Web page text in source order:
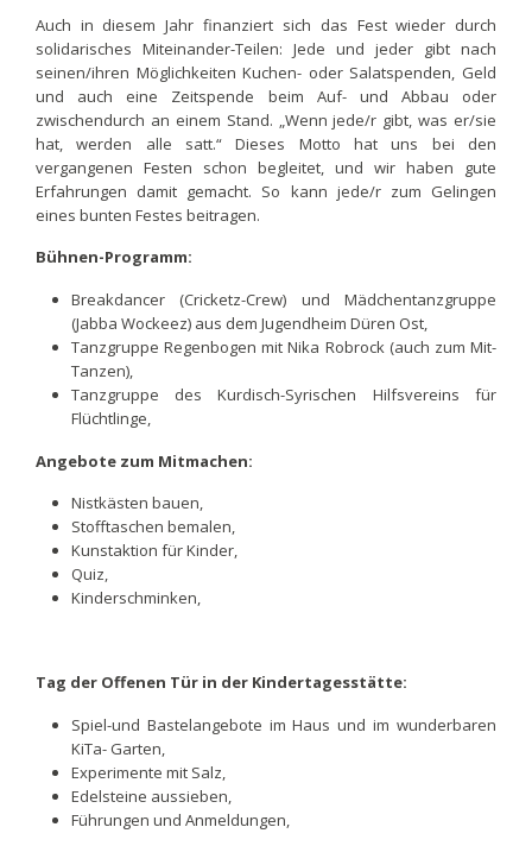
Auch in diesem Jahr finanziert sich das Fest wieder durch
solidarisches Miteinander-Teilen: Jede und jeder gibt nach
seinen/ihren Möglichkeiten Kuchen- oder Salatspenden, Geld
und auch eine Zeitspende beim Auf- und Abbau oder
zwischendurch an einem Stand. „Wenn jede/r gibt, was er/sie
hat, werden alle satt.“ Dieses Motto hat uns bei den
vergangenen Festen schon begleitet, und wir haben gute
Erfahrungen damit gemacht. So kann jede/r zum Gelingen
eines bunten Festes beitragen.
Bühnen-Programm:
Breakdancer (Cricketz-Crew) und Mädchentanzgruppe
(Jabba Wockeez) aus dem Jugendheim Düren Ost,
Tanzgruppe Regenbogen mit Nika Robrock (auch zum Mit-
Tanzen),
Tanzgruppe des Kurdisch-Syrischen Hilfsvereins für
Flüchtlinge,
Angebote zum Mitmachen:
Nistkästen bauen,
Stofftaschen bemalen,
Kunstaktion für Kinder,
Quiz,
Kinderschminken,
Tag der Offenen Tür in der Kindertagesstätte:
Spiel-und Bastelangebote im Haus und im wunderbaren
KiTa- Garten,
Experimente mit Salz,
Edelsteine aussieben,
Führungen und Anmeldungen,